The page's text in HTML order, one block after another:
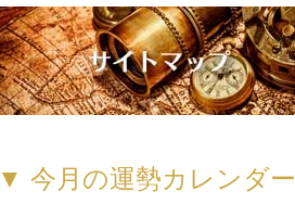
▼ 今月の運勢カレンダー